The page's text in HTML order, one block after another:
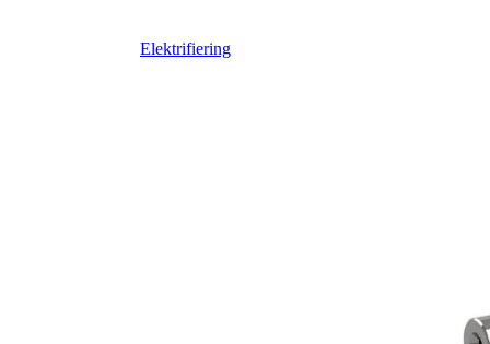
Elektrifiering